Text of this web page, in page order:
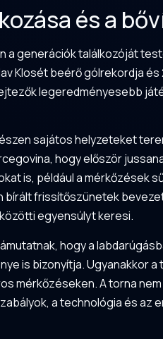
és a
generációk találkozóját
Klosét beérő gólrekordja
legeredményesebb
sajátos helyzeteket
hogy először
is, például a mérkőzések
frissítőszünetek
egyensúlyt keresi.
hogy a
is bizonyítja. Ugyanakkor
mérkőzéseken. A torna
a technológia és